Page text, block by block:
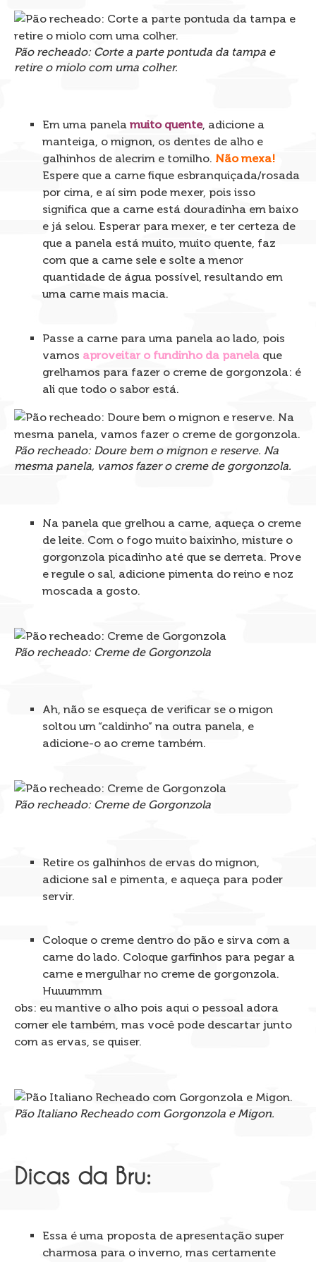
Pão recheado: Corte a parte pontuda da tampa e
retire o miolo com uma colher.
Em uma panela muito quente, adicione a
manteiga, o mignon, os dentes de alho e
galhinhos de alecrim e tomilho. Não mexa!
Espere que a carne fique esbranquiçada/rosada
por cima, e aí sim pode mexer, pois isso
significa que a carne está douradinha em baixo
e já selou. Esperar para mexer, e ter certeza de
que a panela está muito, muito quente, faz
com que a carne sele e solte a menor
quantidade de água possível, resultando em
uma carne mais macia.
Passe a carne para uma panela ao lado, pois
vamos aproveitar o fundinho da panela que
grelhamos para fazer o creme de gorgonzola: é
ali que todo o sabor está.
Pão recheado: Doure bem o mignon e reserve. Na
mesma panela, vamos fazer o creme de gorgonzola.
Na panela que grelhou a carne, aqueça o creme
de leite. Com o fogo muito baixinho, misture o
gorgonzola picadinho até que se derreta. Prove
e regule o sal, adicione pimenta do reino e noz
moscada a gosto.
Pão recheado: Creme de Gorgonzola
Ah, não se esqueça de verificar se o migon
soltou um “caldinho” na outra panela, e
adicione-o ao creme também.
Pão recheado: Creme de Gorgonzola
Retire os galhinhos de ervas do mignon,
adicione sal e pimenta, e aqueça para poder
servir.
Coloque o creme dentro do pão e sirva com a
carne do lado. Coloque garfinhos para pegar a
carne e mergulhar no creme de gorgonzola.
Huuummm
obs: eu mantive o alho pois aqui o pessoal adora
comer ele também, mas você pode descartar junto
com as ervas, se quiser.
Pão Italiano Recheado com Gorgonzola e Migon.
Dicas da Bru:
Essa é uma proposta de apresentação super
charmosa para o inverno, mas certamente